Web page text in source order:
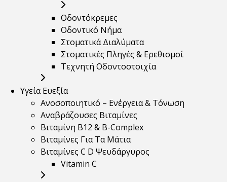
Οδοντόκρεμες
Οδοντικό Νήμα
Στοματικά Διαλύματα
Στοματικές Πληγές & Ερεθισμοί
Τεχνητή Οδοντοστοιχία
Υγεία Ευεξία
Ανοσοποιητικό – Ενέργεια & Τόνωση
Αναβράζουσες Βιταμίνες
Βιταμίνη B12 & Β-Complex
Βιταμίνες Για Τα Μάτια
Βιταμίνες C D Ψευδάργυρος
Vitamin C